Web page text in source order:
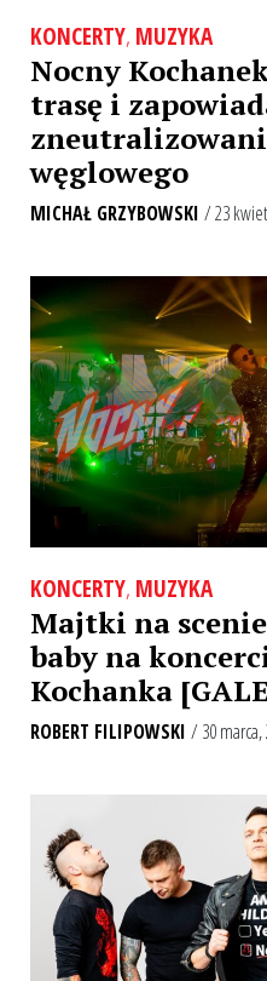
KONCERTY, MUZYKA
Nocny
trasę i
węglowego
MICHAŁ GRZYBOWSKI / 23
KONCERTY, MUZYKA
Majtki na
baby na
Kochanka
ROBERT FILIPOWSKI / 30 marca,